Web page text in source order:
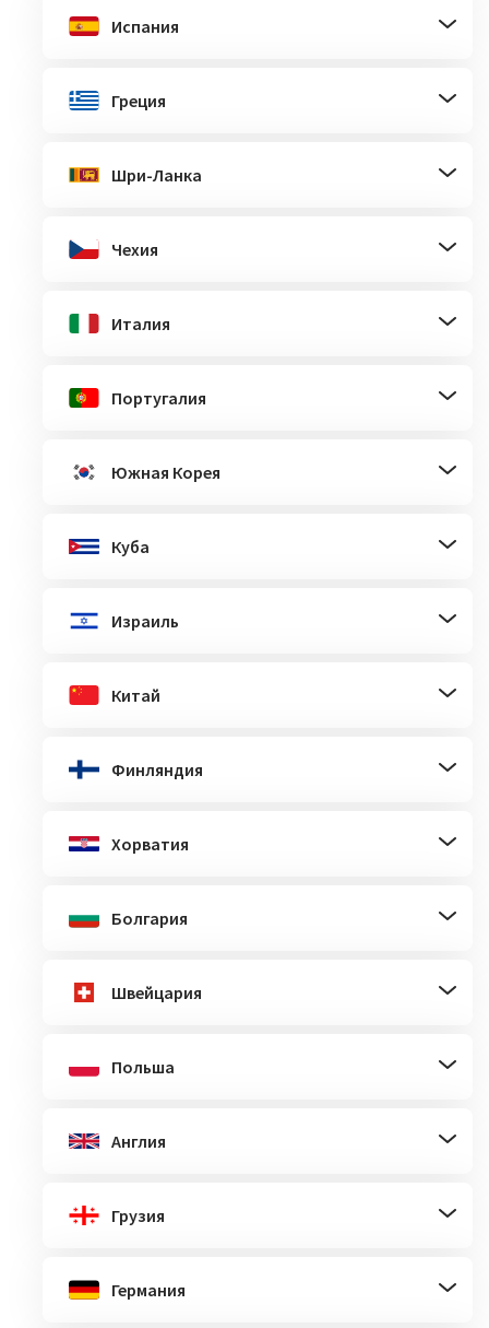
Испания
Греция
Шри-Ланка
Чехия
Италия
Португалия
Южная Корея
Куба
Израиль
Китай
Финляндия
Хорватия
Болгария
Швейцария
Польша
Англия
Грузия
Германия